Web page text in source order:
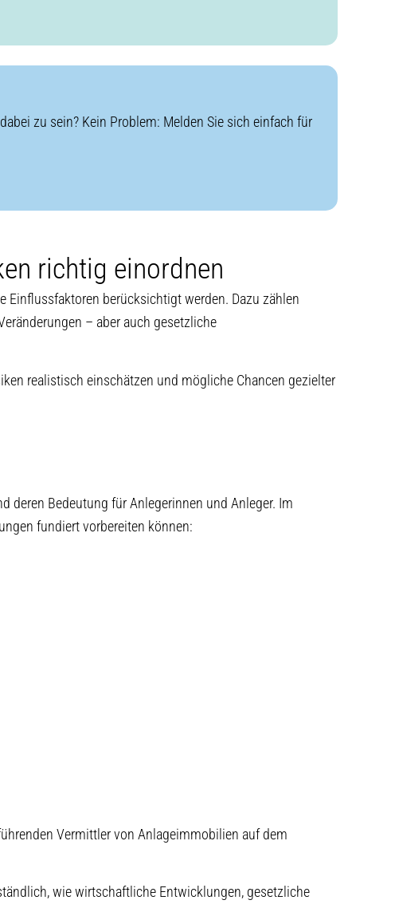
dabei zu sein? Kein Problem: Melden Sie sich einfach für
richtig einordnen
berücksichtigt werden. Dazu zählen
– aber auch gesetzliche
realistisch einschätzen und mögliche Chancen gezielter
deren Bedeutung für Anlegerinnen und Anleger. Im
fundiert vorbereiten können:
Vermittler von Anlageimmobilien auf dem
wie wirtschaftliche Entwicklungen, gesetzliche